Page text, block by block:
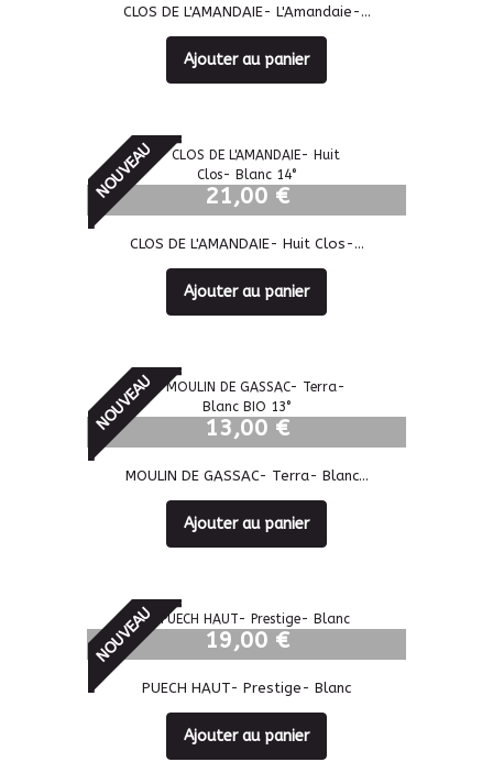
CLOS DE L'AMANDAIE- L'Amandaie-...
Ajouter au panier
21,00 €
21,00 €
NOUVEAU
CLOS DE L'AMANDAIE- Huit Clos-...
Ajouter au panier
13,00 €
13,00 €
NOUVEAU
MOULIN DE GASSAC- Terra- Blanc...
Ajouter au panier
19,00 €
NOUVEAU
PUECH HAUT- Prestige- Blanc
Ajouter au panier